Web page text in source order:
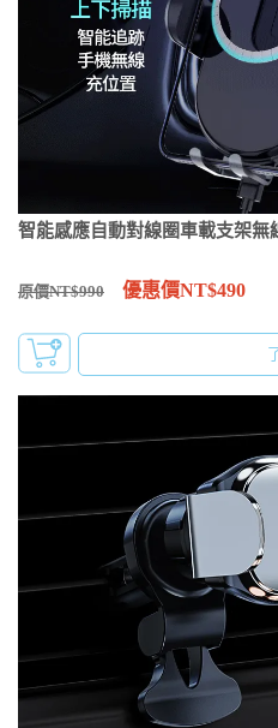
智能感應自動對線圈車載支架無
原價NT$990 優惠價NT$490